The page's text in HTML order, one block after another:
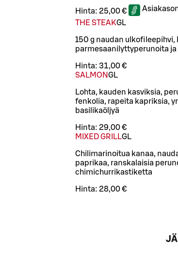
Hinta: 25,00 €
THE STEAKGL
150 g naudan ulkofileepihvi,
parmesaanilyttyperunoita
Hinta: 31,00 €
SALMONGL
Lohta, kauden kasviksia,
fenkolia, rapeita kapriksia,
basilikaöljyä
Hinta: 29,00 €
MIXED GRILLGL
Chilimarinoitua kanaa,
paprikaa, ranskalaisia
chimichurrikastiketta
Hinta: 28,00 €